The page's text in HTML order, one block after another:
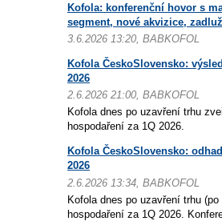
Kofola: konferenční hovor s
segment, nové akvizice,
3.6.2026 13:20, BABKOFOL
Kofola ČeskoSlovensko:
2026
2.6.2026 21:00, BABKOFOL
Kofola dnes po uzavření trhu
hospodaření za 1Q 2026.
Kofola ČeskoSlovensko:
2026
2.6.2026 13:34, BABKOFOL
Kofola dnes po uzavření trhu
hospodaření za 1Q 2026.